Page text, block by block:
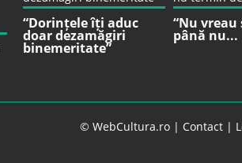
“Dorințele îți aduc
doar dezamăgiri
binemeritate”
“Nu vreau
până nu...
© WebCultura.ro | Contact|